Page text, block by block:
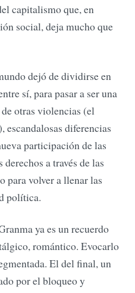
capitalismo que, en
social, deja mucho que
dejó de dividirse en
sí, para pasar a ser una
otras violencias (el
diferencias
participación de las
a través de las
para volver a llenar las
política.
ya es un recuerdo
romántico. Evocarlo
El del final, un
por el bloqueo y